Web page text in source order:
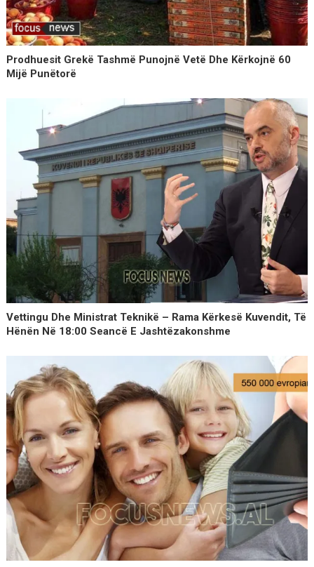
Prodhuesit Grekë Tashmë Punojnë Vetë Dhe Kërkojnë 60
Mijë Punëtorë
Vettingu Dhe Ministrat Teknikë – Rama Kërkesë Kuvendit, Të
Hënën Në 18:00 Seancë E Jashtëzakonshme